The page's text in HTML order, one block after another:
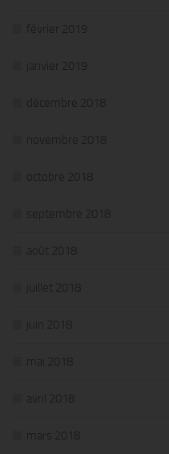
février 2019
janvier 2019
décembre 2018
novembre 2018
octobre 2018
septembre 2018
août 2018
juillet 2018
juin 2018
mai 2018
avril 2018
mars 2018